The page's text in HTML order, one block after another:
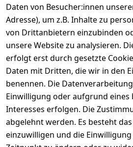
Daten von Besucher:innen
Adresse), um z.B. Inhalte zu
von Drittanbietern einzubinden
unsere Website zu analysieren.
erfolgt erst durch gesetzte
Daten mit Dritten, die wir in den
benennen. Die
Einwilligung oder aufgrund eines
Interesses erfolgen. Die
abgelehnt werden. Es besteht
einzuwilligen und die
Informationen
Mein Konto
Vertrag widerrufen